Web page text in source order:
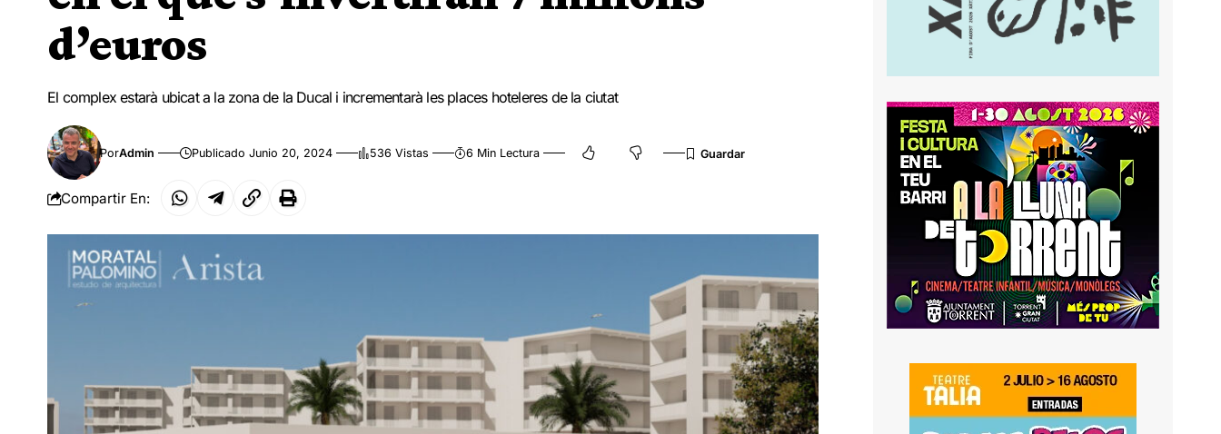
d’euros
El complex estarà ubicat a la zona de la Ducal i incrementarà les places hoteleres de la ciutat
PorAdmin Publicado Junio 20, 2024 536 Vistas 6 Min Lectura
Compartir En: